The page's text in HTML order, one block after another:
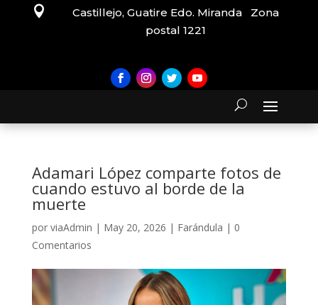

Castillejo, Guatire Edo. Miranda Zona
postal 1221
Adamari López comparte fotos de
cuando estuvo al borde de la
muerte
por viaAdmin | May 20, 2026 | Farándula | 0
Comentarios